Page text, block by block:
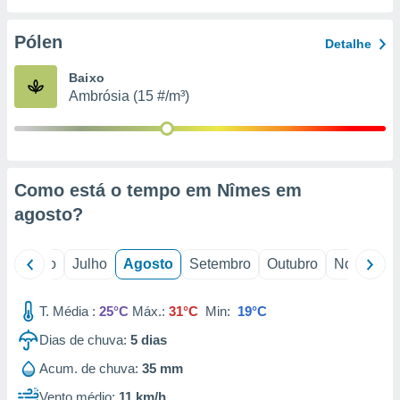
através
estudos
e
Pólen Detalhe
Baixo
Ambrósia (15 #/m³)
Como está o tempo em Nîmes em
agosto?
Junho Julho Agosto Setembro Outubro Novembro
T. Média : 25°C Máx.: 31°C Min: 19°C
Dias de chuva: 5 dias
Acum. de chuva: 35 mm
Vento médio: 11 km/h